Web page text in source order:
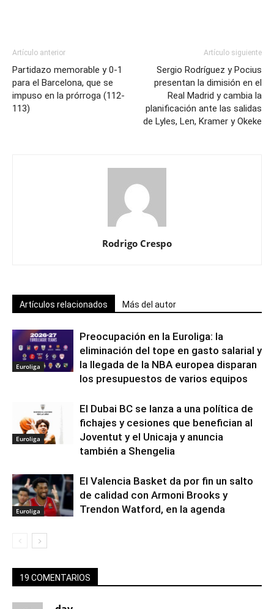
Artículo anterior
Partidazo memorable y 0-1
para el Barcelona, que se
impuso en la prórroga (112-
113)
Artículo siguiente
Sergio Rodríguez y Pocius
presentan la dimisión en el
Real Madrid y cambia la
planificación ante las salidas
de Lyles, Len, Kramer y Okeke
Rodrigo Crespo
Artículos relacionados Más del autor
Euroliga
Preocupación en la Euroliga: la
eliminación del tope en gasto salarial y
la llegada de la NBA europea disparan
los presupuestos de varios equipos
Euroliga
El Dubai BC se lanza a una política de
fichajes y cesiones que benefician al
Joventut y el Unicaja y anuncia
también a Shengelia
Euroliga
El Valencia Basket da por fin un salto
de calidad con Armoni Brooks y
Trendon Watford, en la agenda
19 COMENTARIOS